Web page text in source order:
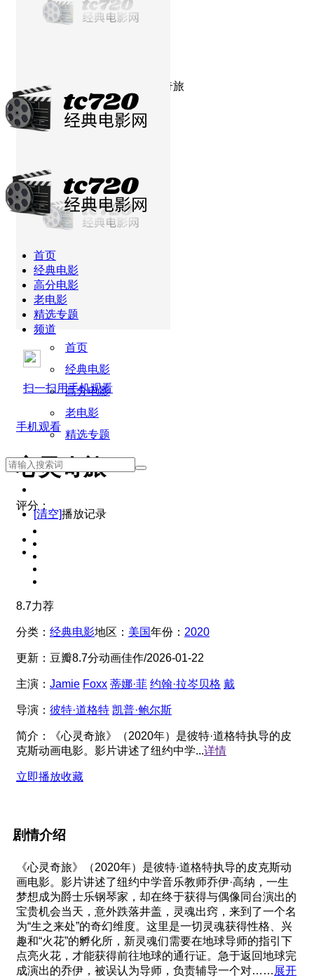
首页
经典电影
高分电影
老电影
精选专题
频道
首页
经典电影
高分电影
老电影
精选专题
[清空]播放记录
当前位置： 心灵奇旅
扫一扫用手机观看
手机观看
心灵奇旅
评分：
8.7力荐
分类： 经典电影地区： 美国年份： 2020
更新： 豆瓣8.7分动画佳作/2026-01-22
主演： Jamie Foxx 蒂娜·菲 约翰·拉岑贝格 戴
导演： 彼特·道格特 凯普·鲍尔斯
简介：
《心灵奇旅》（2020年）是彼特·道格特执导的皮
克斯动画电影。影片讲述了纽约中学...详情
立即播放收藏
剧情介绍
《心灵奇旅》（2020年）是彼特·道格特执导的皮克斯动
画电影。影片讲述了纽约中学音乐教师乔伊·高纳，一生
梦想成为爵士乐钢琴家，却在终于获得与偶像同台演出的
宝贵机会当天，意外跌落井盖，灵魂出窍，来到了一个名
为“生之来处”的奇幻维度。这里是一切灵魂获得性格、兴
趣和“火花”的孵化所，新灵魂们需要在地球导师的指引下
点亮火花，才能获得前往地球的通行证。急于返回地球完
成演出的乔伊，被误认为导师，负责辅导一个对…… 展开